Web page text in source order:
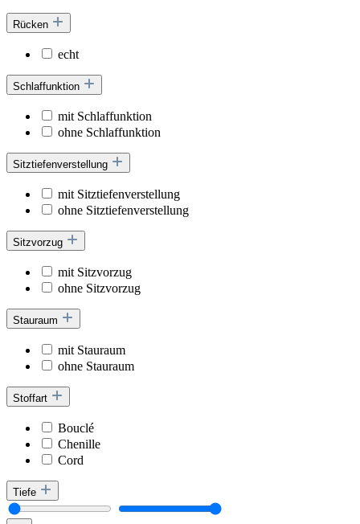
Rücken
echt
Schlaffunktion
mit Schlaffunktion
ohne Schlaffunktion
Sitztiefenverstellung
mit Sitztiefenverstellung
ohne Sitztiefenverstellung
Sitzvorzug
mit Sitzvorzug
ohne Sitzvorzug
Stauraum
mit Stauraum
ohne Stauraum
Stoffart
Bouclé
Chenille
Cord
Tiefe